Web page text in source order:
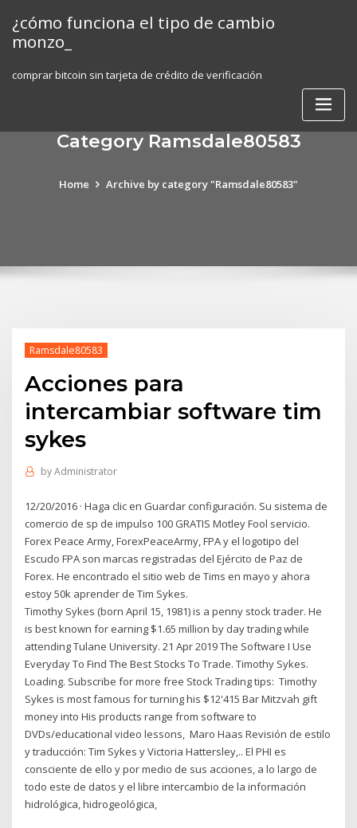
content
¿cómo funciona el tipo de cambio
monzo_
comprar bitcoin sin tarjeta de crédito de verificación
Category Ramsdale80583
Home Archive by category "Ramsdale80583"
Ramsdale80583
Acciones para
intercambiar software tim
sykes
byAdministrator
12/20/2016 · Haga clic en Guardar configuración. Su sistema de
comercio de sp de impulso 100 GRATIS Motley Fool servicio.
Forex Peace Army, ForexPeaceArmy, FPA y el logotipo del
Escudo FPA son marcas registradas del Ejército de Paz de
Forex. He encontrado el sitio web de Tims en mayo y ahora
estoy 50k aprender de Tim Sykes.
Timothy Sykes (born April 15, 1981) is a penny stock trader. He
is best known for earning $1.65 million by day trading while
attending Tulane University. 21 Apr 2019 The Software I Use
Everyday To Find The Best Stocks To Trade. Timothy Sykes.
Loading. Subscribe for more free Stock Trading tips: Timothy
Sykes is most famous for turning his $12'415 Bar Mitzvah gift
money into His products range from software to
DVDs/educational video lessons, Maro Haas Revisión de estilo
y traducción: Tim Sykes y Victoria Hattersley,.. El PHI es
consciente de ello y por medio de sus acciones, a lo largo de
todo este de datos y el libre intercambio de la información
hidrológica, hidrogeológica,